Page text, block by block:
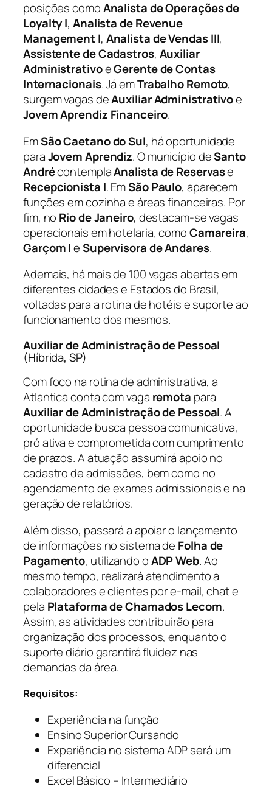
posições comoAnalista de Operações de
Loyalty I, Analista de Revenue
Management I, Analista de Vendas III,
Assistente de Cadastros, Auxiliar
AdministrativoeGerente de Contas
Internacionais. Já emTrabalho Remoto,
surgem vagas deAuxiliar Administrativoe
Jovem Aprendiz Financeiro.
EmSão Caetano do Sul, há oportunidade
paraJovem Aprendiz. O município deSanto
AndrécontemplaAnalista de Reservase
Recepcionista I. EmSão Paulo, aparecem
funções em cozinha e áreas financeiras. Por
fim, no Rio de Janeiro, destacam-se vagas
operacionais em hotelaria, comoCamareira,
Garçom IeSupervisora de Andares.
Ademais, há mais de 100 vagas abertas em
diferentes cidades e Estados do Brasil,
voltadas para a rotina de hotéis e suporte ao
funcionamento dos mesmos.
Auxiliar de Administração de Pessoal
(Híbrida, SP)
Com foco na rotina de administrativa, a
Atlantica conta com vaga remota para
Auxiliar de Administração de Pessoal. A
oportunidade busca pessoa comunicativa,
pró ativa e comprometida com cumprimento
de prazos. A atuação assumirá apoio no
cadastro de admissões, bem como no
agendamento de exames admissionais e na
geração de relatórios.
Além disso, passará a apoiar o lançamento
de informações no sistema de Folha de
Pagamento, utilizando oADP Web. Ao
mesmo tempo, realizará atendimento a
colaboradores e clientes por e-mail, chat e
pela Plataforma de Chamados Lecom.
Assim, as atividades contribuirão para
organização dos processos, enquanto o
suporte diário garantirá fluidez nas
demandas da área.
Requisitos:
Experiência na função
Ensino Superior Cursando
Experiência no sistema ADP será um
diferencial
Excel Básico – Intermediário